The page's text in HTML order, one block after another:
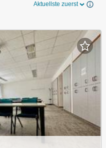
Aktuellste zuerst